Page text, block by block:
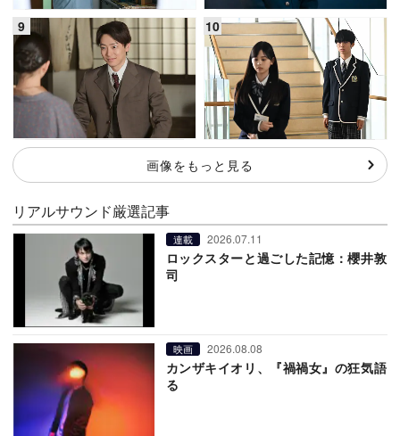
画像をもっと見る
リアルサウンド厳選記事
連載 2026.07.11
ロックスターと過ごした記憶：櫻井敦
司
映画 2026.08.08
カンザキイオリ、『禍禍女』の狂気語
る